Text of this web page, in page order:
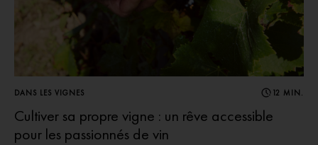
DANS LES VIGNES 12 MIN.
Cultiver sa propre vigne : un rêve accessible
pour les passionnés de vin